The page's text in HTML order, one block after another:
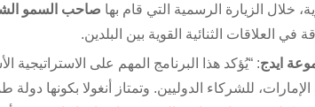
خلال الزيارة الرسمية التي قام بها صاحب السمو
في العلاقات الثنائية القوية بين البلدين.
ايدج: “يُؤكد هذا البرنامج المهم على
للشركاء الدوليين. وتمتاز أنغولا بكونها